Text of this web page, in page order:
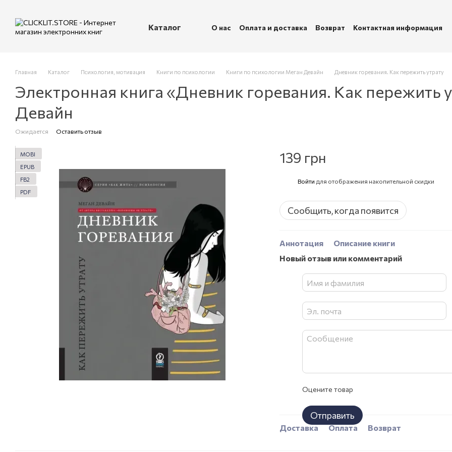
Каталог О нас Оплата и доставка Возврат
Контактная информация
Главная Каталог Психология, мотивация Книги по психологии Книги по психологии Меган Девайн Дневник горевания. Как пережить утрату
Электронная книга «Дневник горевания. Как пережить
Девайн
Ожидается Оставить отзыв
MOBI
EPUB
FB2
PDF
139 грн
Войти для отображения накопительной скидки
Сообщить, когда появится
Аннотация
Описание книги
Новый отзыв или комментарий
Оцените товар
Отправить
Доставка Оплата Возврат